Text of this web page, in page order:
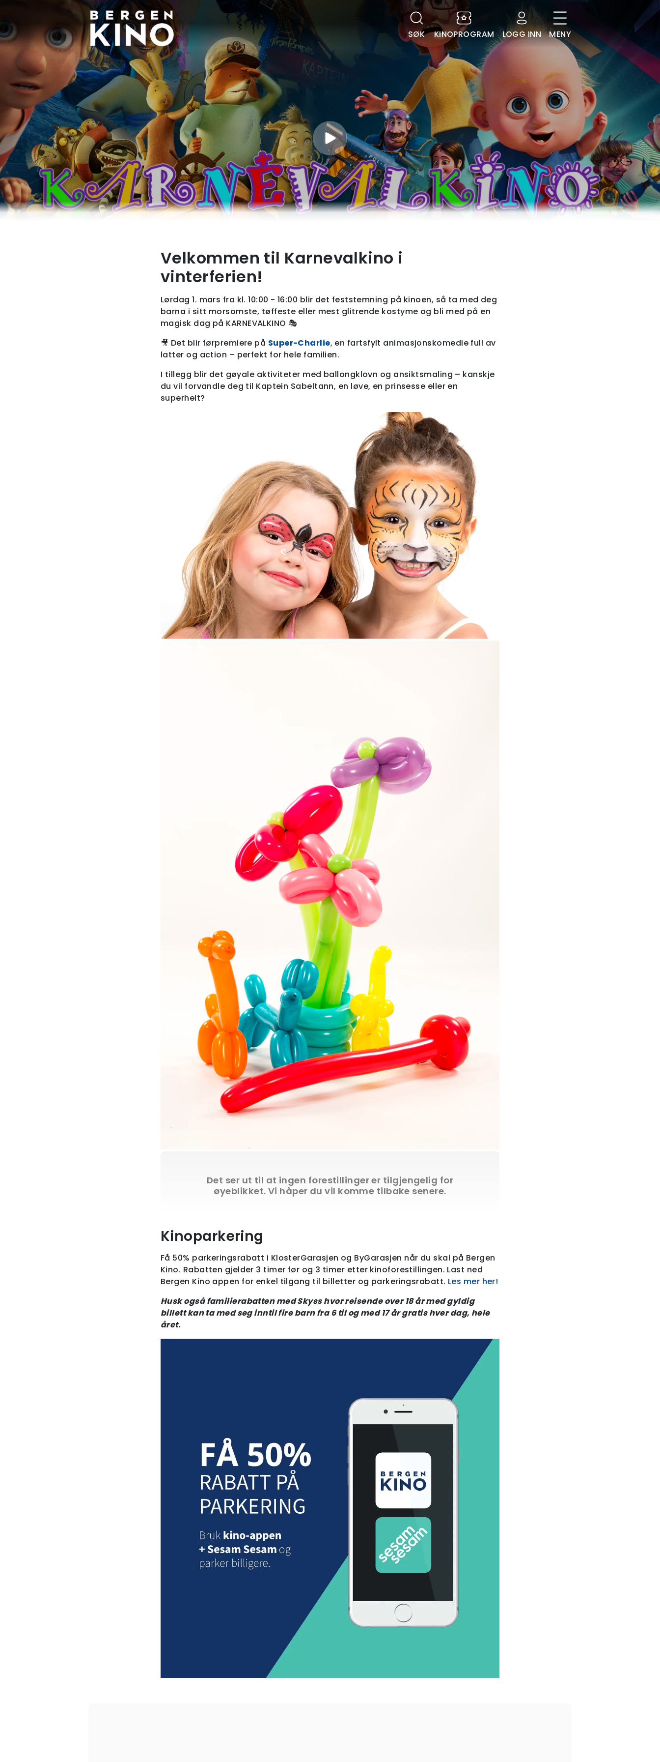
SØK KINOPROGRAM LOGG INN MENY
Velkommen til Karnevalkino i
vinterferien!
Lørdag 1. mars fra kl. 10:00 - 16:00 blir det feststemning på kinoen, så ta med deg
barna i sitt morsomste, tøffeste eller mest glitrende kostyme og bli med på en
magisk dag på KARNEVALKINO 🎭
🎥 Det blir førpremiere på Super-Charlie, en fartsfylt animasjonskomedie full av
latter og action – perfekt for hele familien.
I tillegg blir det gøyale aktiviteter med ballongklovn og ansiktsmaling – kanskje
du vil forvandle deg til Kaptein Sabeltann, en løve, en prinsesse eller en
superhelt?
Det ser ut til at ingen forestillinger er tilgjengelig for
øyeblikket. Vi håper du vil komme tilbake senere.
Kinoparkering
Få 50% parkeringsrabatt i KlosterGarasjen og ByGarasjen når du skal på Bergen
Kino. Rabatten gjelder 3 timer før og 3 timer etter kinoforestillingen. Last ned
Bergen Kino appen for enkel tilgang til billetter og parkeringsrabatt. Les mer her!
Husk også familierabatten med Skyss hvor reisende over 18 år med gyldig
billett kan ta med seg inntil fire barn fra 6 til og med 17 år gratis hver dag, hele
året.